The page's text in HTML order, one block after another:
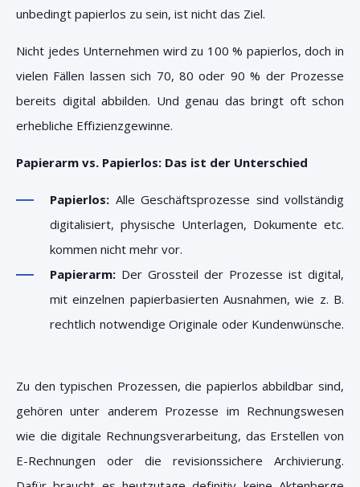
unbedingt papierlos zu sein, ist nicht das Ziel.
Nicht jedes Unternehmen wird zu 100 % papierlos, doch in
vielen Fällen lassen sich 70, 80 oder 90 % der Prozesse
bereits digital abbilden. Und genau das bringt oft schon
erhebliche Effizienzgewinne.
Papierarm vs. Papierlos: Das ist der Unterschied
Papierlos: Alle Geschäftsprozesse sind vollständig
digitalisiert, physische Unterlagen, Dokumente etc.
kommen nicht mehr vor.
Papierarm: Der Grossteil der Prozesse ist digital,
mit einzelnen papierbasierten Ausnahmen, wie z. B.
rechtlich notwendige Originale oder Kundenwünsche.
Zu den typischen Prozessen, die papierlos abbildbar sind,
gehören unter anderem Prozesse im Rechnungswesen
wie die digitale Rechnungsverarbeitung, das Erstellen von
E-Rechnungen oder die revisionssichere Archivierung.